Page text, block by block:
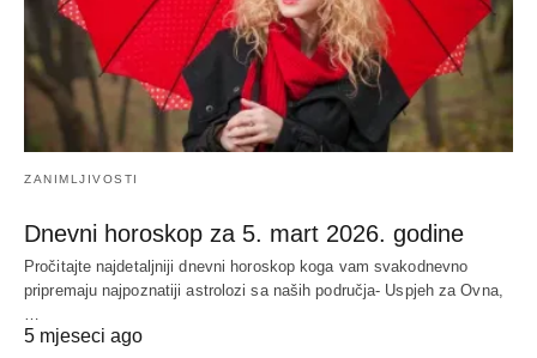
ZANIMLJIVOSTI
Dnevni horoskop za 5. mart 2026. godine
Pročitajte najdetaljniji dnevni horoskop koga vam svakodnevno
pripremaju najpoznatiji astrolozi sa naših područja- Uspjeh za Ovna,
5 mjeseci ago